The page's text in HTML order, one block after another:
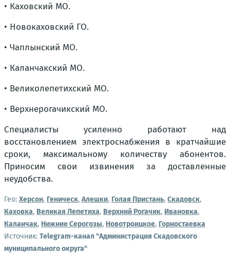
• Каховский МО.
• Новокаховский ГО.
• Чаплынский МО.
• Каланчакский МО.
• Великолепетихский МО.
• Верхнерогачикский МО.
Специалисты усиленно работают над
восстановлением электроснабжения в кратчайшие
сроки, максимальному количеству абонентов.
Приносим свои извинения за доставленные
неудобства.
Гео: Херсон, Геническ, Алешки, Голая Пристань, Скадовск,
Каховка, Великая Лепетиха, Верхний Рогачик, Ивановка,
Каланчак, Нижние Серогозы, Новотроицкое, Горностаевка
Источник: Telegram-канал "Администрация Скадовского
муниципального округа"